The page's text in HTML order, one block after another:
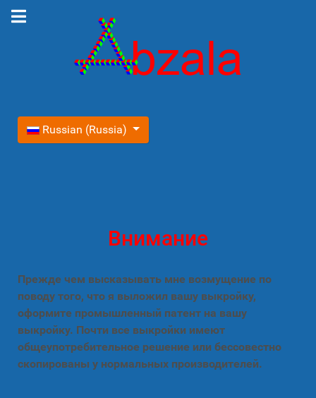
Выберите язык
Russian (Russia)
Внимание
Прежде чем высказывать мне возмущение по
поводу того, что я выложил вашу выкройку,
оформите промышленный патент на вашу
выкройку. Почти все выкройки имеют
общеупотребительное решение или бессовестно
скопированы у нормальных производителей.